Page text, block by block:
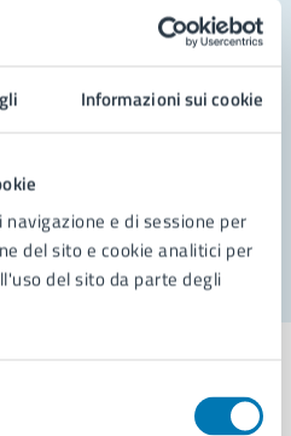
Informazioni sui cookie
e di sessione per
del sito e cookie analitici per
del sito da parte degli